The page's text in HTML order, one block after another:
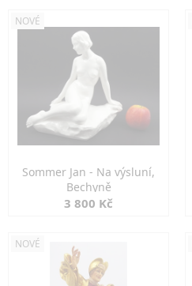
NOVÉ
Sommer Jan - Na výsluní,
Bechyně
3 800 Kč
NOVÉ